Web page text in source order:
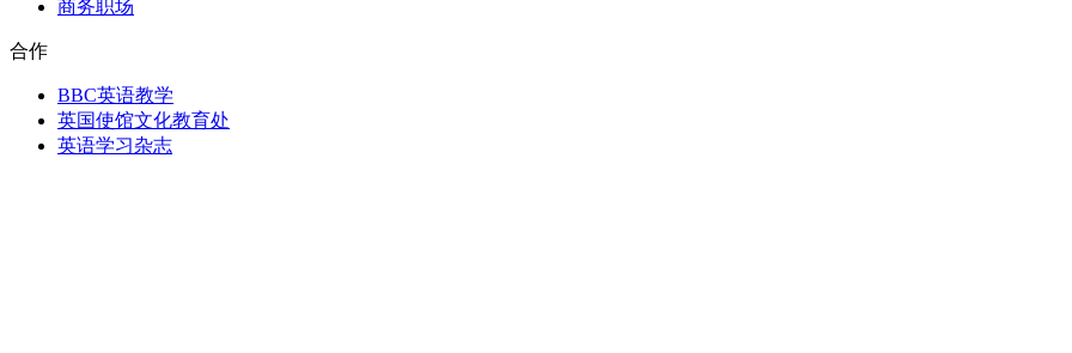
商务职场
合作
BBC英语教学
英国使馆文化教育处
英语学习杂志